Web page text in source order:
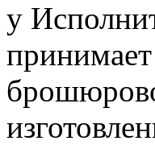
у
принимает